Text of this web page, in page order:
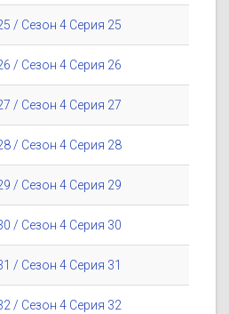
/ Сезон 4 Серия 25
/ Сезон 4 Серия 26
/ Сезон 4 Серия 27
/ Сезон 4 Серия 28
/ Сезон 4 Серия 29
/ Сезон 4 Серия 30
/ Сезон 4 Серия 31
/ Сезон 4 Серия 32